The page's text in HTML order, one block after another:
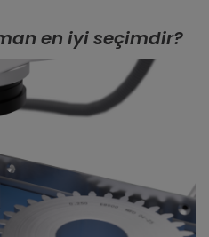
en iyi seçimdir?